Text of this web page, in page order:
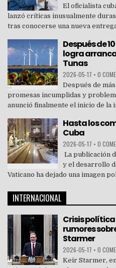
El oficialista
lanzó críticas inusualmente
tras conocerse una nueva
Después de
logra
Tunas
2026-05-17 • 0
Después de
promesas incumplidas y
anunció finalmente el inicio de la
Hasta los
Cuba
2026-05-17 • 0
La publicación
y el desarrollo
Vaticano ha dejado una imagen
INTERNACIONAL
Crisis política
rumores
Starmer
2026-05-17 • 0
Keir Starmer,